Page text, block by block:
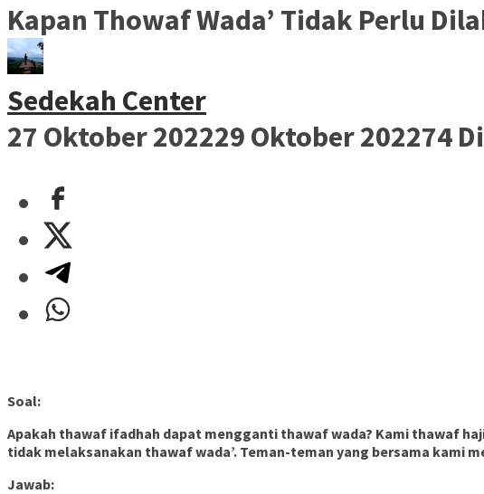
Kapan Thowaf Wada’ Tidak Perlu
Sedekah Center
27 Oktober 202229 Oktober 202274
Soal:
Apakah thawaf ifadhah dapat mengganti thawaf wada? Kami thawaf
tidak melaksanakan thawaf wada’. Teman-teman yang bersama kami
Jawab: